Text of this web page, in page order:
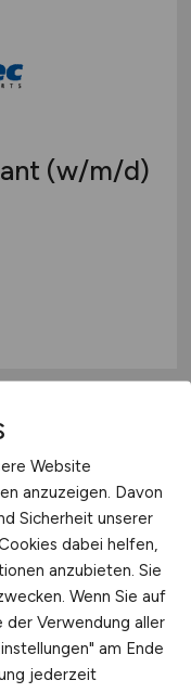
(w/m/d)
(m/w/d)
GmbH
Website
anzuzeigen. Davon
Sicherheit unserer
dabei helfen,
anzubieten. Sie
Wenn Sie auf
der Verwendung aller
am Ende
jederzeit